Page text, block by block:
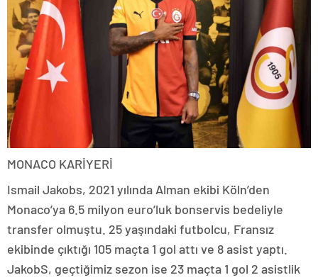
MONACO KARİYERİ
Ismail Jakobs, 2021 yılında Alman ekibi Köln’den
Monaco’ya 6.5 milyon euro’luk bonservis bedeliyle
transfer olmuştu. 25 yaşındaki futbolcu, Fransız
ekibinde çıktığı 105 maçta 1 gol attı ve 8 asist yaptı.
JakobS, geçtiğimiz sezon ise 23 maçta 1 gol 2 asistlik